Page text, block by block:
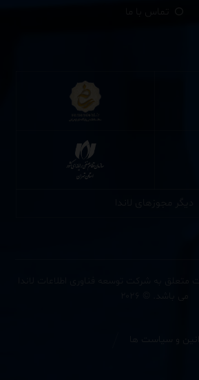
دیگر مجوزهای لاندا
متعلق به شرکت توسعه فناوری اطلاعات لاندا
و سیاست ها